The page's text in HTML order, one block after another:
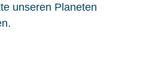
unseren Planeten